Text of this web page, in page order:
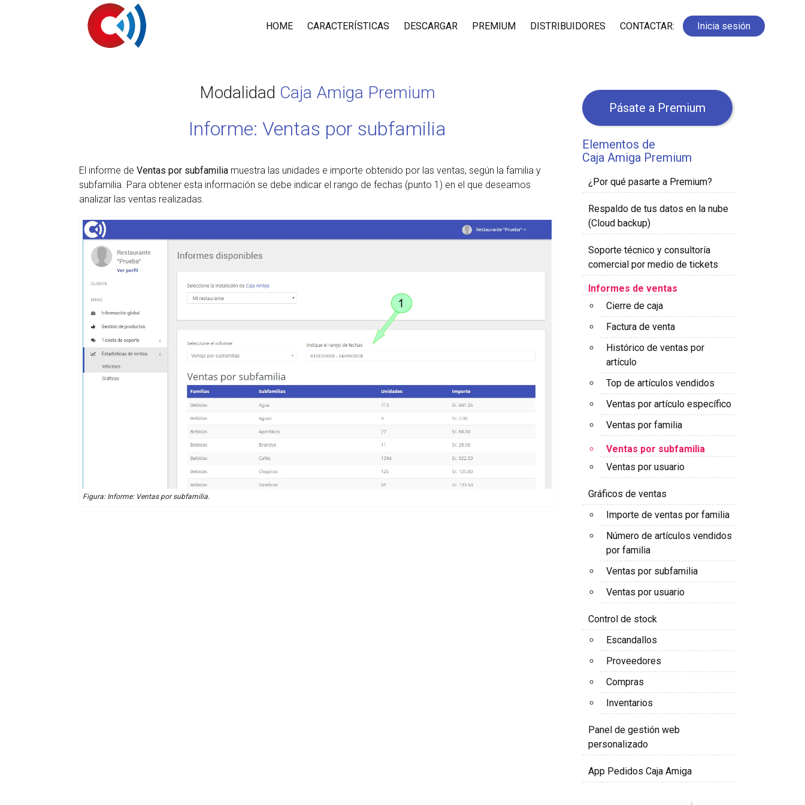
HOME CARACTERÍSTICAS DESCARGAR PREMIUM DISTRIBUIDORES CONTACTAR: Inicia sesión
Modalidad Caja Amiga Premium
Informe: Ventas por subfamilia
El informe de Ventas por subfamilia muestra las unidades e importe obtenido por las ventas, según la familia y
subfamilia. Para obtener esta información se debe indicar el rango de fechas (punto 1) en el que deseamos
analizar las ventas realizadas.
Figura: Informe: Ventas por subfamilia.
Pásate a Premium
Elementos de
Caja Amiga Premium
¿Por qué pasarte a Premium?
Respaldo de tus datos en la nube
(Cloud backup)
Soporte técnico y consultoría
comercial por medio de tickets
Informes de ventas
Cierre de caja
Factura de venta
Histórico de ventas por
artículo
Top de artículos vendidos
Ventas por artículo específico
Ventas por familia
Ventas por subfamilia
Ventas por usuario
Gráficos de ventas
Importe de ventas por familia
Número de artículos vendidos
por familia
Ventas por subfamilia
Ventas por usuario
Control de stock
Escandallos
Proveedores
Compras
Inventarios
Panel de gestión web
personalizado
App Pedidos Caja Amiga